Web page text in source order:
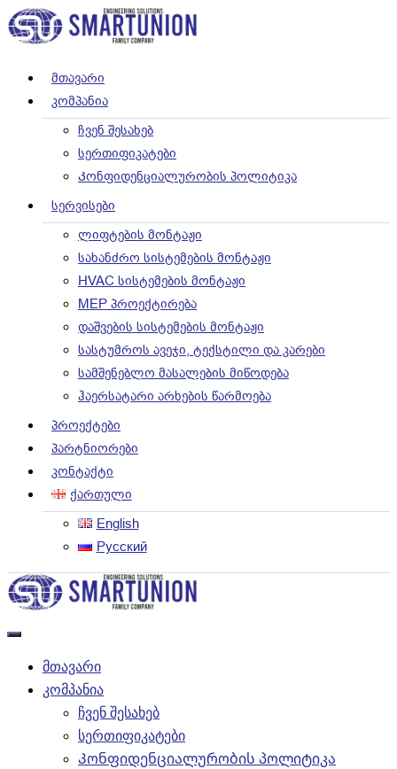
Მთავარი
Კომპანია
ჩვენ შესახებ
სერთიფიკატები
Კონფიდენციალურობის პოლიტიკა
Სერვისები
ლიფტების მონტაჟი
სახანძრო სისტემების მონტაჟი
HVAC სისტემების მონტაჟი
MEP პროექტირება
დაშვების სისტემების მონტაჟი
სასტუმროს ავეჯი, ტექსტილი და კარები
სამშენებლო მასალების მიწოდება
ჰაერსატარი არხების წარმოება
Პროექტები
Პარტნიორები
Კონტაქტი
Ქართული
English
Русский
მთავარი
კომპანია
ჩვენ შესახებ
სერთიფიკატები
Კონფიდენციალურობის პოლიტიკა